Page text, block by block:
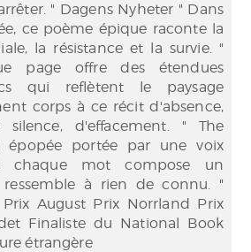
" Dagens Nyheter " Dans
ce poème épique raconte la
la résistance et la survie. "
page offre des étendues
qui reflètent le paysage
corps à ce récit d'absence,
d'effacement. " The
épopée portée par une voix
chaque mot compose un
à rien de connu. "
August Prix Norrland Prix
Finaliste du National Book
étrangère